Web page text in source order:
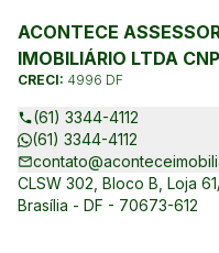
ACONTECE
IMOBILIÁRIO LTDA
CRECI: 4996 DF
(61) 3344-4112
(61) 3344-4112
CLSW 302, Bloco B, Loja
Brasília - DF - 70673-612